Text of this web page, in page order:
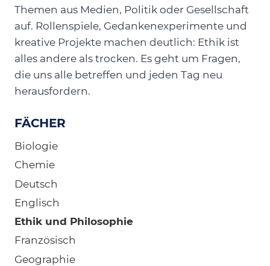
Themen aus Medien, Politik oder Gesellschaft
auf. Rollenspiele, Gedankenexperimente und
kreative Projekte machen deutlich: Ethik ist
alles andere als trocken. Es geht um Fragen,
die uns alle betreffen und jeden Tag neu
herausfordern.
FÄCHER
Biologie
Chemie
Deutsch
Englisch
Ethik und Philosophie
Französisch
Geographie